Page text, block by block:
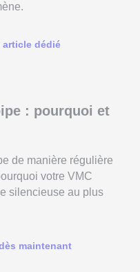
article dédié
: pourquoi et
de manière régulière
votre VMC
silencieuse au plus
maintenant